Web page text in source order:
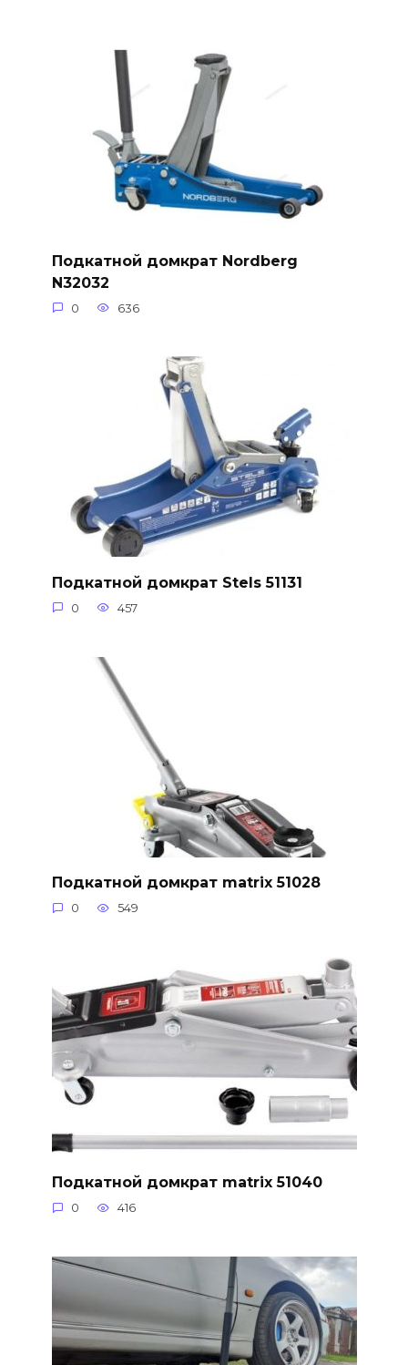
Подкатной домкрат Nordberg
N32032
0 636
Подкатной домкрат Stels 51131
0 457
Подкатной домкрат matrix 51028
0 549
Подкатной домкрат matrix 51040
0 416